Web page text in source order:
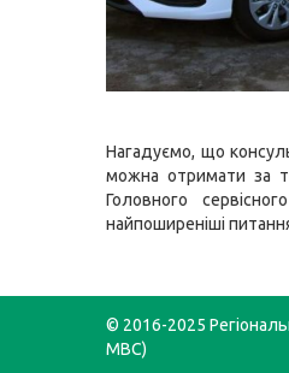
Нагадуємо, що
можна отримати за
Головного
найпоширеніші
© 2016-2025
МВС)